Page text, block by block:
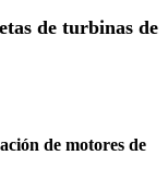
de turbinas de
de motores de